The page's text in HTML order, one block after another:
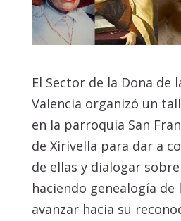
El Sector de la Dona de
Valencia organizó un
en la parroquia San
de Xirivella para dar a
de ellas y dialogar
haciendo genealogía de
avanzar hacia su